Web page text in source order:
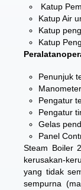
Katup
Katup Air
Katup
Katup
Penunjuk
Pengatur
Pengatur
Gelas
Panel
Steam Boiler
kerusakan-
yang tidak
sempurna